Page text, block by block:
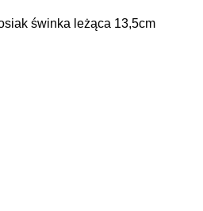
świnka leżąca 13,5cm